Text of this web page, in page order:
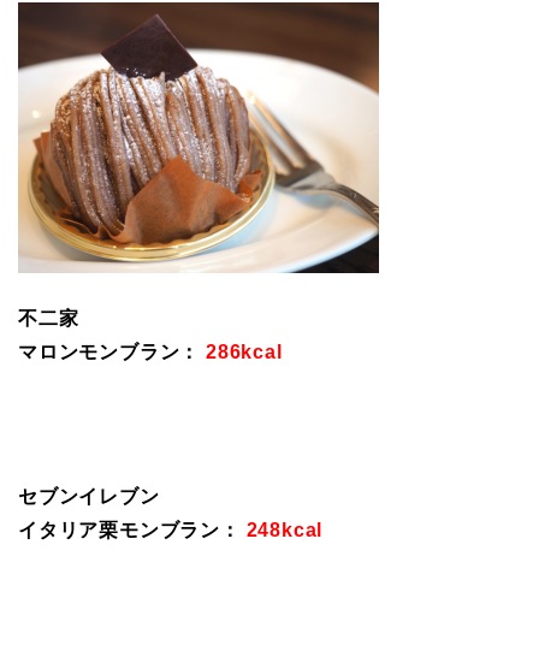
不二家
マロンモンブラン：
286kcal
セブンイレブン
イタリア栗モンブラン：
248kcal